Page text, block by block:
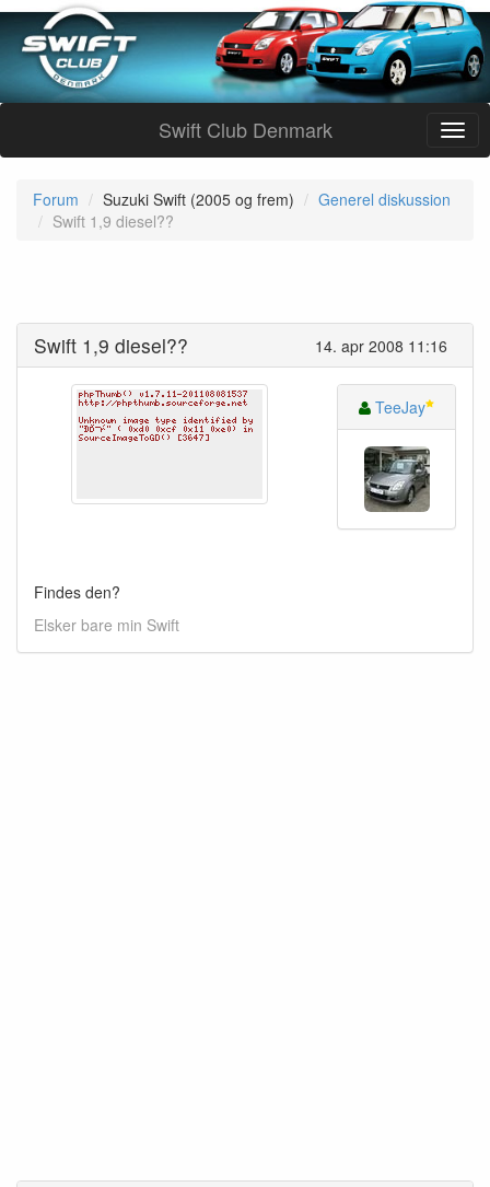
Swift Club Denmark
Forum Suzuki Swift (2005 og frem)
Generel diskussion
Swift 1,9 diesel??
14. apr 2008 11:16
Swift 1,9 diesel??
Findes den?
Elsker bare min Swift
TeeJay